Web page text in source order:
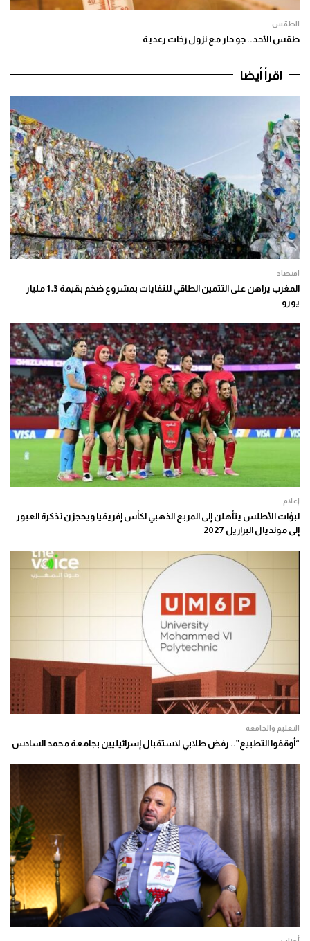
الطقس
طقس الأحد.. جو حار مع نزول زخات رعدية
اقرأ أيضا
اقتصاد
المغرب يراهن على التثمين الطاقي للنفايات بمشروع ضخم بقيمة 1,3 مليار
يورو
إعلام
لبؤات الأطلس يتأهلن إلى المربع الذهبي لكأس إفريقيا ويحجزن تذكرة العبور
إلى مونديال البرازيل 2027
التعليم والجامعة
“أوقفوا التطبيع”.. رفض طلابي لاستقبال إسرائيليين بجامعة محمد السادس